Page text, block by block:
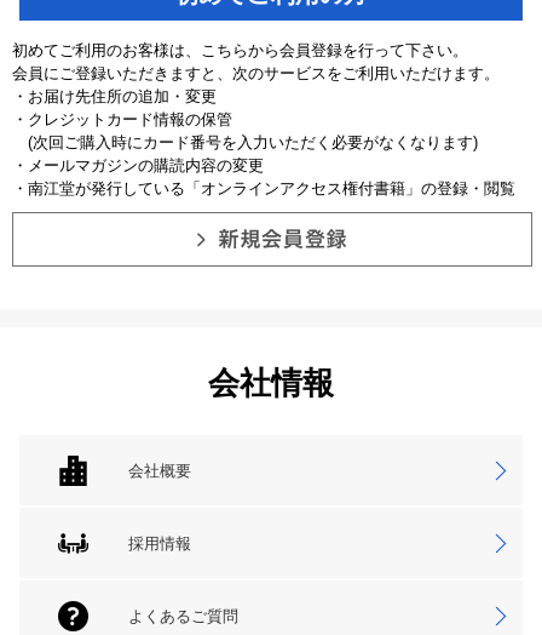
初めてご利用のお客様は、こちらから会員登録を行って下さい。
会員にご登録いただきますと、次のサービスをご利用いただけます。
・お届け先住所の追加・変更
・クレジットカード情報の保管
(次回ご購入時にカード番号を入力いただく必要がなくなります)
・メールマガジンの購読内容の変更
・南江堂が発行している「オンラインアクセス権付書籍」の登録・閲覧
会社情報
会社概要
採用情報
よくあるご質問